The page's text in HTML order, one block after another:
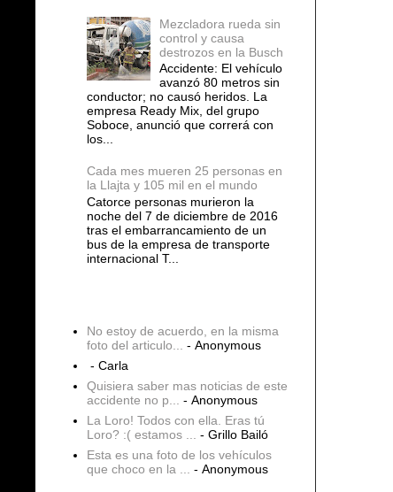
Mezcladora rueda sin
control y causa
destrozos en la Busch
Accidente: El vehículo
avanzó 80 metros sin
conductor; no causó heridos. La
empresa Ready Mix, del grupo
Soboce, anunció que correrá con
los...
Cada mes mueren 25 personas en
la Llajta y 105 mil en el mundo
Catorce personas murieron la
noche del 7 de diciembre de 2016
tras el embarrancamiento de un
bus de la empresa de transporte
internacional T...
No estoy de acuerdo, en la misma
foto del articulo...
- Anonymous
- Carla
Quisiera saber mas noticias de este
accidente no p...
- Anonymous
La Loro! Todos con ella. Eras tú
Loro? :( estamos ...
- Grillo Bailó
Esta es una foto de los vehículos
que choco en la ...
- Anonymous